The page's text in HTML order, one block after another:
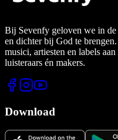
Bij Sevenfy geloven we in de
en dichter bij God te
musici, artiesten en labels
luisteraars én makers.
Download